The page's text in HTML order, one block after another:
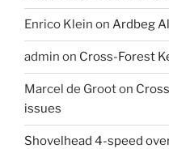
Enrico Klein on Ardbeg
admin on Cross-Forest
Marcel de Grooton
issues
Shovelhead 4-speed